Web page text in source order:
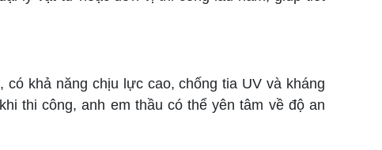
khả năng chịu lực cao, chống tia UV và kháng
thi công, anh em thầu có thể yên tâm về độ an